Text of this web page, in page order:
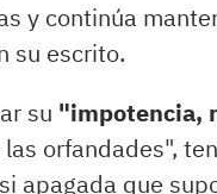
y continúa
su escrito.
su "impotencia,
orfandades",
apagada que